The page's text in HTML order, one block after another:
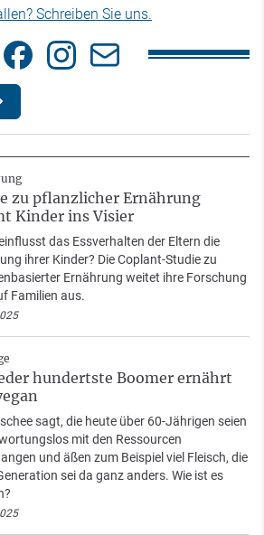
Schreiben Sie uns.
zu pflanzlicher Ernährung
Kinder ins Visier
das Essverhalten der Eltern die
ihrer Kinder? Die Coplant-Studie zu
Ernährung weitet ihre Forschung
Familien aus.
hundertste Boomer ernährt
sagt, die heute über 60-Jährigen seien
mit den Ressourcen
und äßen zum Beispiel viel Fleisch, die
sei da ganz anders. Wie ist es